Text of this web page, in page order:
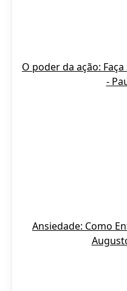
O poder da ação:
-
Ansiedade: Como